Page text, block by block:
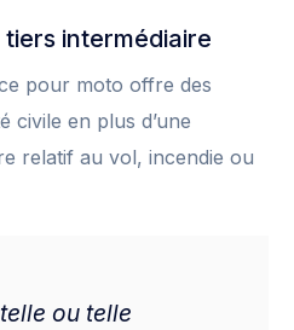
intermédiaire
pour moto offre des
civile en plus d’une
relatif au vol, incendie ou
ou telle